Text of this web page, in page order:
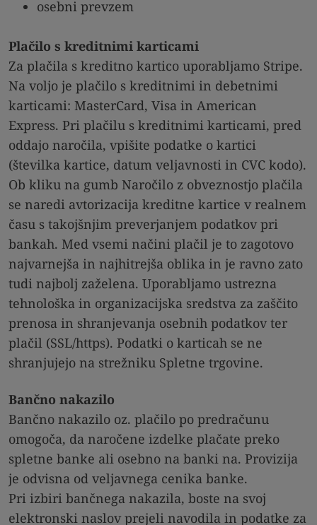
osebni prevzem
Plačilo s kreditnimi karticami
Za plačila s kreditno kartico uporabljamo Stripe.
Na voljo je plačilo s kreditnimi in debetnimi
karticami: MasterCard, Visa in American
Express. Pri plačilu s kreditnimi karticami, pred
oddajo naročila, vpišite podatke o kartici
(številka kartice, datum veljavnosti in CVC kodo).
Ob kliku na gumb Naročilo z obveznostjo plačila
se naredi avtorizacija kreditne kartice v realnem
času s takojšnjim preverjanjem podatkov pri
bankah. Med vsemi načini plačil je to zagotovo
najvarnejša in najhitrejša oblika in je ravno zato
tudi najbolj zaželena. Uporabljamo ustrezna
tehnološka in organizacijska sredstva za zaščito
prenosa in shranjevanja osebnih podatkov ter
plačil (SSL/https). Podatki o karticah se ne
shranjujejo na strežniku Spletne trgovine.
Bančno nakazilo
Bančno nakazilo oz. plačilo po predračunu
omogoča, da naročene izdelke plačate preko
spletne banke ali osebno na banki na. Provizija
je odvisna od veljavnega cenika banke.
Pri izbiri bančnega nakazila, boste na svoj
elektronski naslov prejeli navodila in podatke za